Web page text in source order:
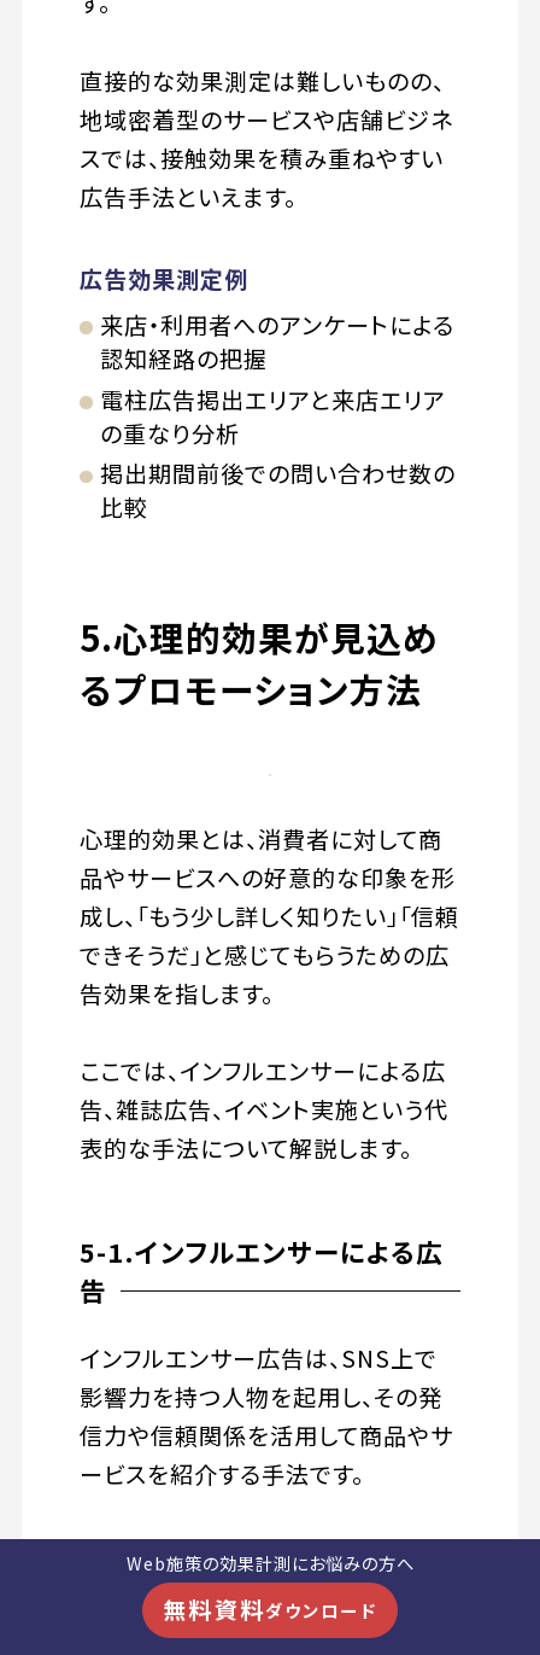
直接的な効果測定は難しいものの、
地域密着型のサービスや店舗ビジネ
スでは、接触効果を積み重ねやすい
広告手法といえます。
広告効果測定例
来店・利用者へのアンケートによる
認知経路の把握
電柱広告掲出エリアと来店エリア
の重なり分析
掲出期間前後での問い合わせ数の
比較
5.心理的効果が見込め
るプロモーション方法
心理的効果とは、消費者に対して商
品やサービスへの好意的な印象を形
成し、「もう少し詳しく知りたい」「信頼
できそうだ」と感じてもらうための広
告効果を指します。
ここでは、インフルエンサーによる広
告、雑誌広告、イベント実施という代
表的な手法について解説します。
5-1.インフルエンサーによる広
告
インフルエンサー広告は、SNS上で
影響力を持つ人物を起用し、その発
信力や信頼関係を活用して商品やサ
ービスを紹介する手法です。
フォロワーとの距離が近く、自然な形
で好意的な印象を持ってもらいやす
い点が特徴です。
Web施策の効果計測にお悩みの方へ
無料資料ダウンロード